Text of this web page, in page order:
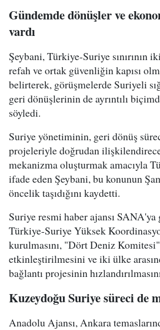
Gündemde dönüşler ve
vardı
Şeybani, Türkiye-Suriye sınırının
refah ve ortak güvenliğin kapısı
belirterek, görüşmelerde Suriyeli
geri dönüşlerinin de ayrıntılı
söyledi.
Suriye yönetiminin, geri dönüş
projeleriyle doğrudan
mekanizma oluşturmak amacıyla
ifade eden Şeybani, bu konunun
öncelik taşıdığını kaydetti.
Suriye resmi haber ajansı SANA'ya
Türkiye-Suriye Yüksek
kurulmasını, "Dört Deniz
etkinleştirilmesini ve iki ülke
bağlantı projesinin
Kuzeydoğu Suriye süreci de
Anadolu Ajansı, Ankara